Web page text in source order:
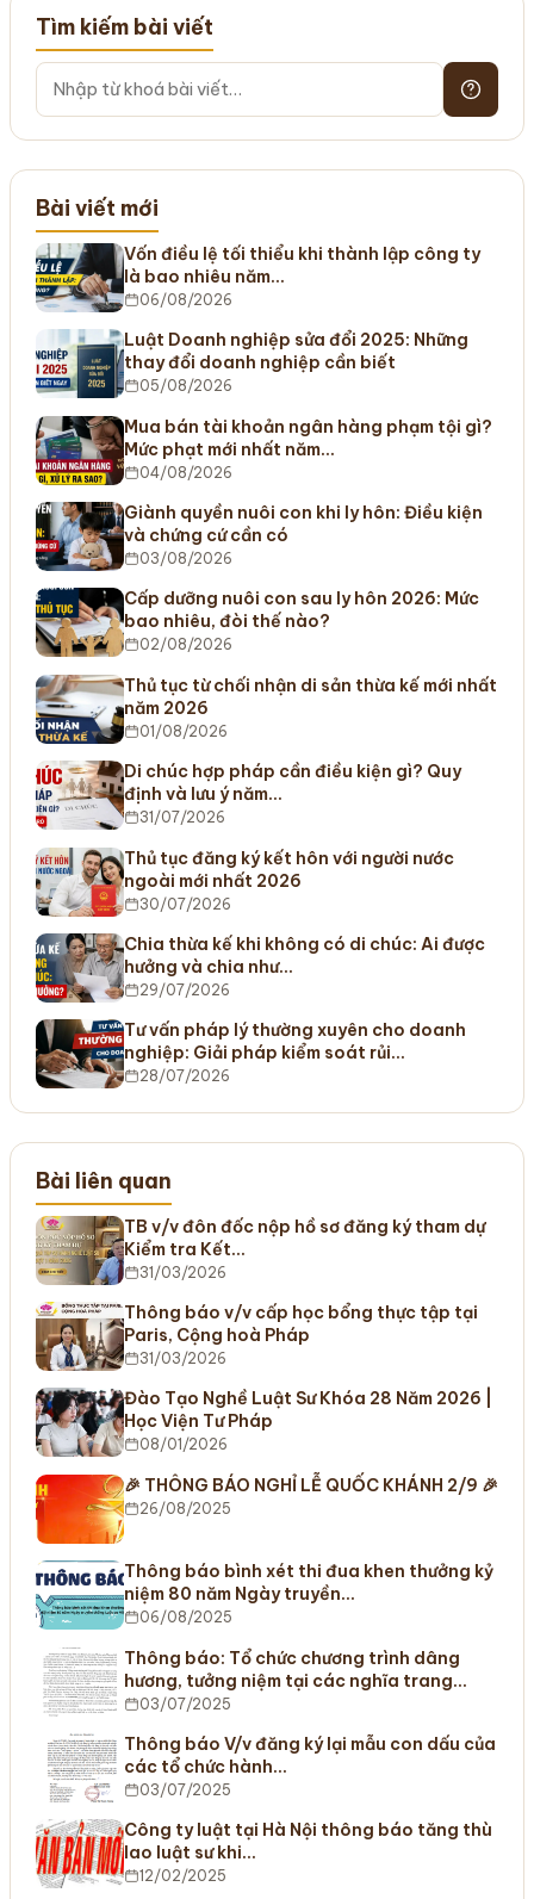
Tìm kiếm bài viết
Bài viết mới
Vốn điều lệ tối thiểu khi thành lập công ty
là bao nhiêu năm…
06/08/2026
Luật Doanh nghiệp sửa đổi 2025: Những
thay đổi doanh nghiệp cần biết
05/08/2026
Mua bán tài khoản ngân hàng phạm tội gì?
Mức phạt mới nhất năm…
04/08/2026
Giành quyền nuôi con khi ly hôn: Điều kiện
và chứng cứ cần có
03/08/2026
Cấp dưỡng nuôi con sau ly hôn 2026: Mức
bao nhiêu, đòi thế nào?
02/08/2026
Thủ tục từ chối nhận di sản thừa kế mới nhất
năm 2026
01/08/2026
Di chúc hợp pháp cần điều kiện gì? Quy
định và lưu ý năm…
31/07/2026
Thủ tục đăng ký kết hôn với người nước
ngoài mới nhất 2026
30/07/2026
Chia thừa kế khi không có di chúc: Ai được
hưởng và chia như…
29/07/2026
Tư vấn pháp lý thường xuyên cho doanh
nghiệp: Giải pháp kiểm soát rủi…
28/07/2026
Bài liên quan
TB v/v đôn đốc nộp hồ sơ đăng ký tham dự
Kiểm tra Kết…
31/03/2026
Thông báo v/v cấp học bổng thực tập tại
Paris, Cộng hoà Pháp
31/03/2026
Đào Tạo Nghề Luật Sư Khóa 28 Năm 2026 |
Học Viện Tư Pháp
08/01/2026
🎉 THÔNG BÁO NGHỈ LỄ QUỐC KHÁNH 2/9 🎉
26/08/2025
Thông báo bình xét thi đua khen thưởng kỷ
niệm 80 năm Ngày truyền…
06/08/2025
Thông báo: Tổ chức chương trình dâng
hương, tưởng niệm tại các nghĩa trang…
03/07/2025
Thông báo V/v đăng ký lại mẫu con dấu của
các tổ chức hành…
03/07/2025
Công ty luật tại Hà Nội thông báo tăng thù
lao luật sư khi…
12/02/2025